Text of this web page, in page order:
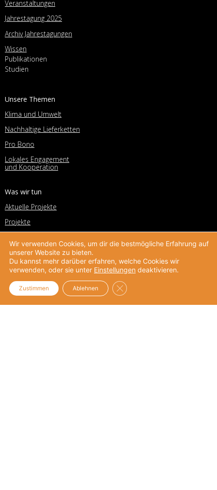
Veranstaltungen
Jahrestagung 2025
Archiv Jahrestagungen
Wissen
Publikationen
Studien
Unsere Themen
Klima und Umwelt
Nachhaltige Lieferketten
Pro Bono
Lokales Engagement
und Kooperation
Was wir tun
Aktuelle Projekte
Projekte
Corporate Volunteering Office
Deutscher Preis für
Unternehmensengagement
Helpdesk
Unternehmensengagement
Wir verwenden Cookies, um dir die bestmögliche Erfahrung auf
unserer Website zu bieten.
Du kannst mehr darüber erfahren, welche Cookies wir
verwenden, oder sie unter Einstellungen deaktivieren.
Zustimmen Ablehnen GDPR Cookie-Banner